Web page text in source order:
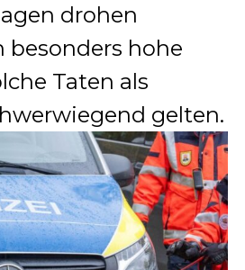
drohen
besonders hohe
Taten als
gelten.